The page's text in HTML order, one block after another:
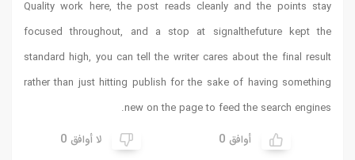
Quality work here, the post reads cleanly and the points stay
focused throughout, and a stop at signalthefuturekept the
standard high, you can tell the writer cares about the final result
rather than just hitting publish for the sake of having something
new on the page to feed the search engines.
أوافق 0 لا أوافق 0